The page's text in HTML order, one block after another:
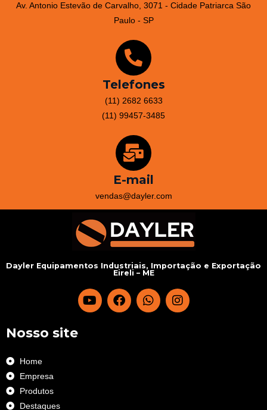
Av. Antonio Estevão de Carvalho, 3071 - Cidade Patriarca São
Paulo - SP
Telefones
(11) 2682 6633
(11) 99457-3485
E-mail
vendas@dayler.com
Dayler Equipamentos Industriais, Importação e Exportação
Eireli – ME
Nosso site
Home
Empresa
Produtos
Destaques